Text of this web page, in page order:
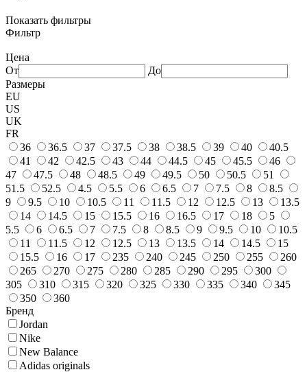
Показать фильтры
Фильтр
Цена
От
До
Размеры
EU
US
UK
FR
36
36.5 37 37.5 38 38.5 39 40
40.5
41
42 42.5 43 44 44.5 45 45.5
46
47
47.5 48 48.5 49 49.5 50 50.5
51
51.5
52.5 4.5 5.5 6 6.5 7 7.5 8
8.5
9
9.5 10 10.5 11 11.5 12 12.5 13
13.5
14
14.5 15 15.5 16 16.5 17 18
5
5.5
6 6.5 7 7.5 8 8.5 9 9.5 10
10.5
11
11.5 12 12.5 13 13.5 14 14.5
15
15.5
16 17 235 240 245 250 255
260
265
270 275 280 285 290 295
300
305
310 315 320 325 330 335 340
345
350
360
Бренд
Jordan
Nike
New Balance
Adidas originals